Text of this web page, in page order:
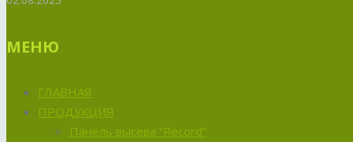
МЕНЮ
ГЛАВНАЯ
ПРОДУКЦИЯ
Панель высева “Record”